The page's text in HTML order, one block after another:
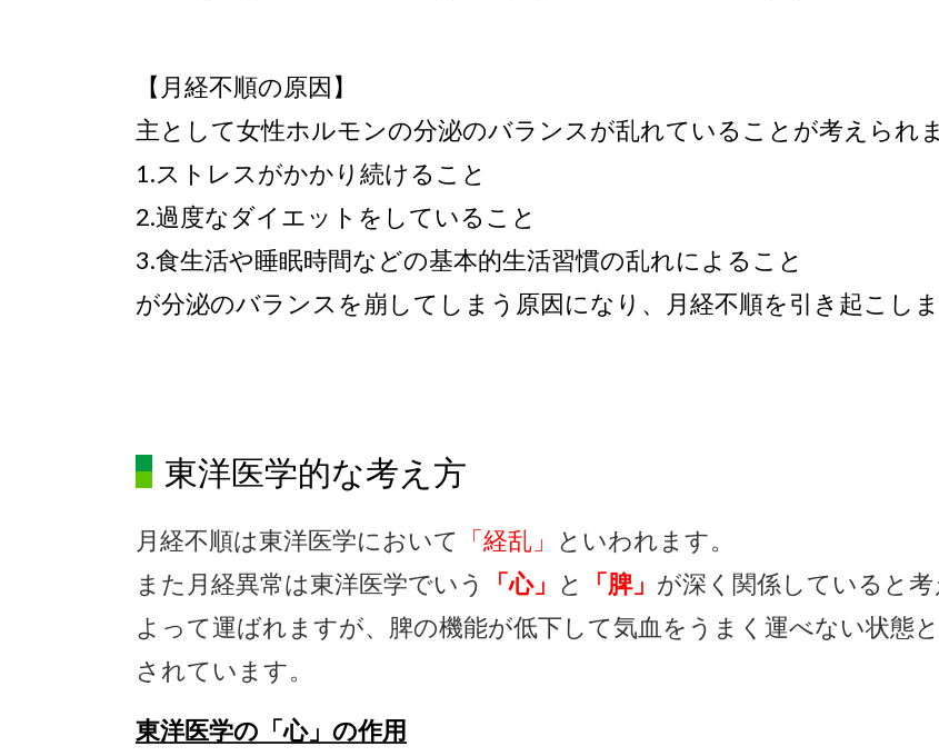
【月経不順の原因】
主として女性ホルモンの分泌のバランスが乱れていることが考えられま
1.ストレスがかかり続けること
2.過度なダイエットをしていること
3.食生活や睡眠時間などの基本的生活習慣の乱れによること
が分泌のバランスを崩してしまう原因になり、月経不順を引き起こしま
東洋医学的な考え方
月経不順は東洋医学において 「経乱」 といわれます。
また月経異常は東洋医学でいう
「心」 と 「脾」 が深く関係していると
よって運ばれますが、脾の機能が低下して気血をうまく運べない状態
されています。
東洋医学の「心」の作用